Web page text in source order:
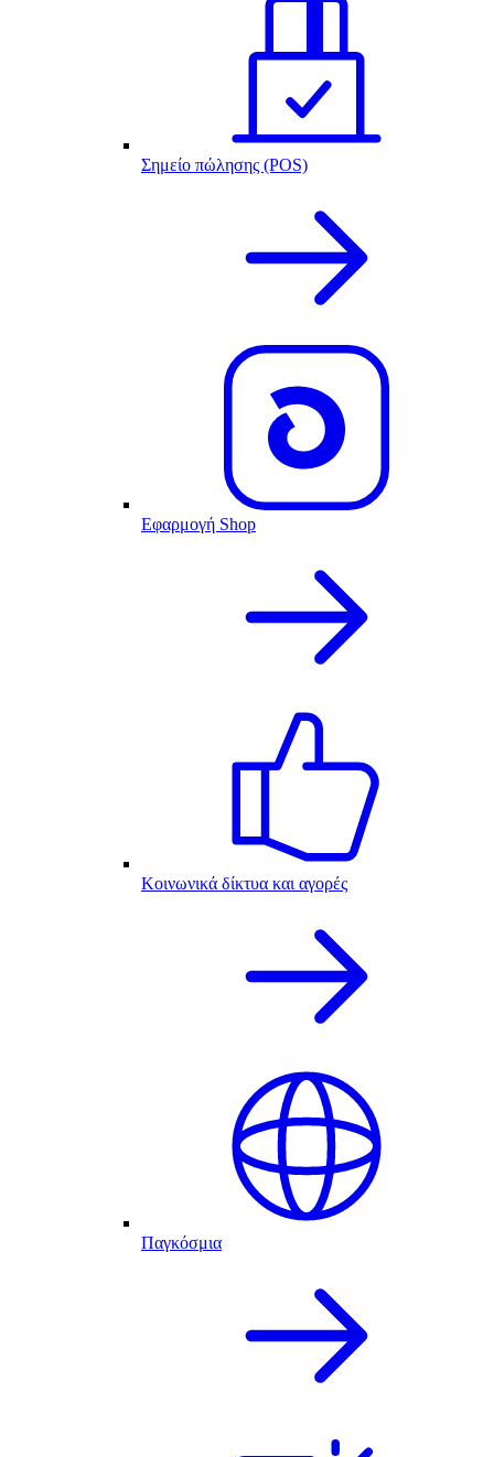
Σημείο πώλησης (POS)
Εφαρμογή Shop
Κοινωνικά δίκτυα και αγορές
Παγκόσμια